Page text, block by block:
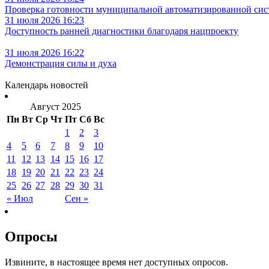
Проверка готовности муниципальной автоматизированной
31 июля 2026 16:23
Доступность ранней диагностики благодаря нацпроекту
31 июля 2026 16:22
Демонстрация силы и духа
Календарь новостей
Август 2025
Пн Вт Ср Чт Пт Сб Вс
« Июл Сен »
1 2
3
4
5 6 7 8 9
10
11
12 13 14 15 16 17
18 19 20 21 22 23 24
25 26 27 28 29 30 31
Опросы
Извините, в настоящее время нет доступных опросов.